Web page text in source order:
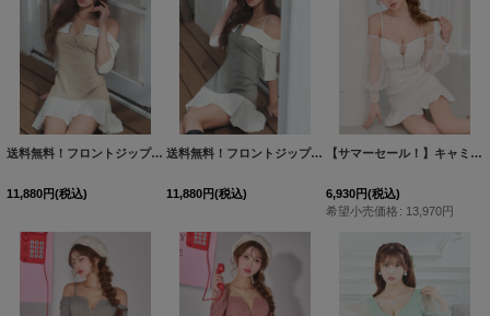
送料無料！フロントジップ/キャミソール/オフショル/半袖/プリーツ/ミニスカート【XS-Lサイズ/2カラー】[OF03]【YN】dzjvAG
11,880円(税込)
送料無料！フロントジップ/キャミソール/オフショル/半袖/プリーツ/ミニスカート【XS-Lサイズ/2カラー】[OF03]【YN】dzjvAG
11,880円(税込)
【サマーセール！】キャミソール/オフショルダー/スパンコール/シアー袖/ミニドレス/キャバドレス【XS-Lサイズ/2カラー】[OF03]【YN】dzw
6,930円(税込)
希望小売価格 : 13,970円